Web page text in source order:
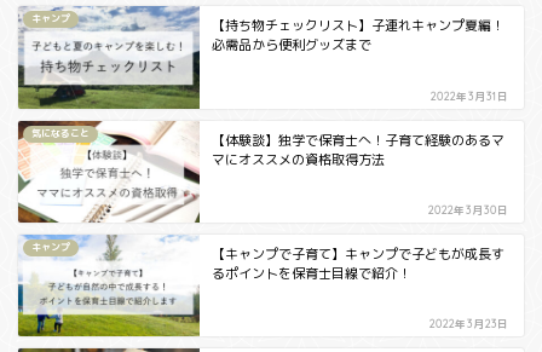
キャンプ
【持ち物チェックリスト】子連れキャンプ夏編！
必需品から便利グッズまで
2022年3月31日
気になること
【体験談】独学で保育士へ！子育て経験のあるマ
マにオススメの資格取得方法
2022年3月30日
キャンプ
【キャンプで子育て】キャンプで子どもが成長す
るポイントを保育士目線で紹介！
2022年3月23日